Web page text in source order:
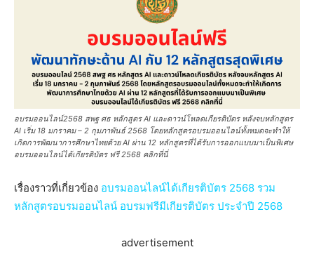
อบรมออนไลน์2568 สพฐ ศธ หลักสูตร AI และดาวน์โหลดเกียรติบัตร หลังจบหลักสูตร
AI เริ่ม 18 มกราคม – 2 กุมภาพันธ์ 2568 โดยหลักสูตรอบรมออนไลน์ทั้งหมดจะทำให้
เกิดการพัฒนาการศึกษาไทยด้วย AI ผ่าน 12 หลักสูตรที่ได้รับการออกแบบมาเป็นพิเศษ
อบรมออนไลน์ได้เกียรติบัตร ฟรี 2568 คลิกที่นี่
เรื่องราวที่เกี่ยวข้อง อบรมออนไลน์ได้เกียรติบัตร 2568 รวม
หลักสูตรอบรมออนไลน์ อบรมฟรีมีเกียรติบัตร ประจำปี 2568
advertisement